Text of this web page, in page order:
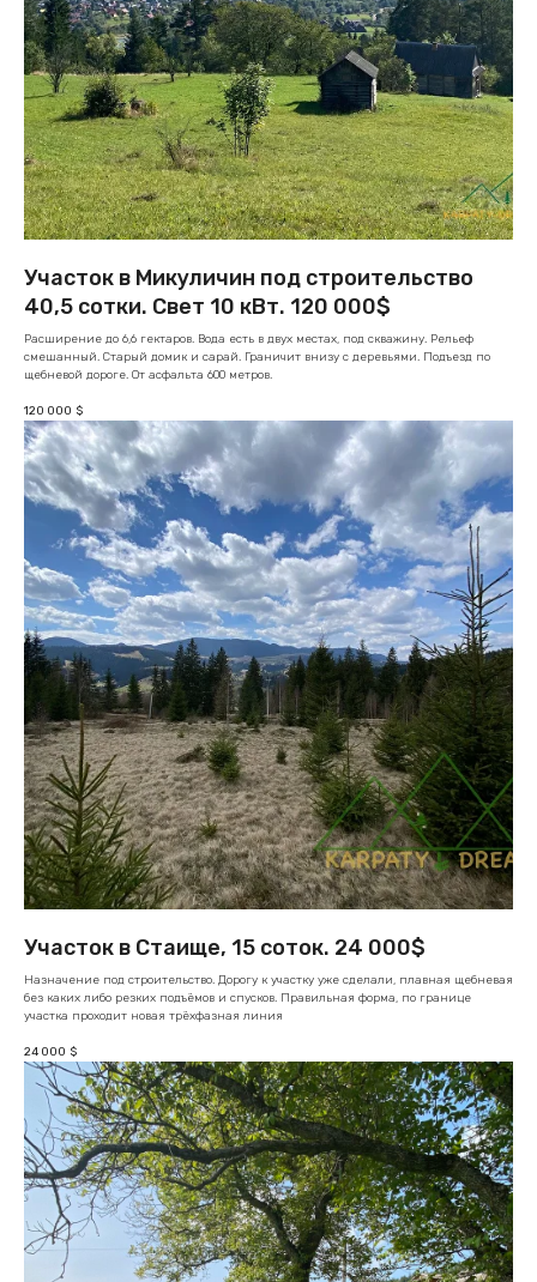
Участок в Микуличин под строительство
40,5 сотки. Свет 10 кВт. 120 000$
Расширение до 6,6 гектаров. Вода есть в двух местах, под скважину. Рельеф
смешанный. Старый домик и сарай. Граничит внизу с деревьями. Подъезд по
щебневой дороге. От асфальта 600 метров.
120 000 $
Участок в Стаище, 15 соток. 24 000$
Назначение под строительство. Дорогу к участку уже сделали, плавная щебневая
без каких либо резких подъёмов и спусков. Правильная форма, по границе
участка проходит новая трёхфазная линия
24 000 $